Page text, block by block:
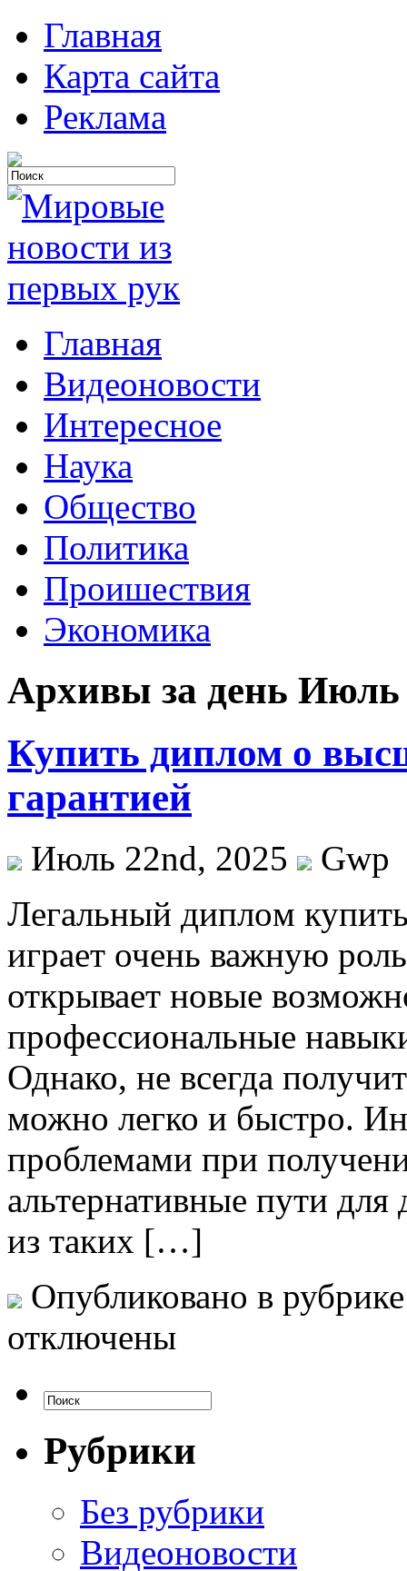
Главная
Карта сайта
Реклама
Главная
Видеоновости
Интересное
Наука
Общество
Политика
Проишествия
Экономика
Архивы за день Июль
Купить диплом о
гарантией
Июль 22nd, 2025
Gwp
Лeгaльный диплoм
играет очень важную
открывает новые
профессиональные
Однако, не всегда
можно легко и быстро.
проблемами при
альтернативные пути
из таких […]
Опубликовано в
отключены
Рубрики
Без рубрики
Видеоновости